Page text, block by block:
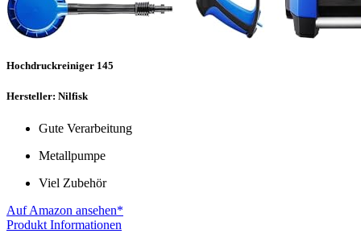
Hochdruckreiniger 145
Hersteller: Nilfisk
Gute Verarbeitung
Metallpumpe
Viel Zubehör
Auf Amazon ansehen*
Produkt Informationen